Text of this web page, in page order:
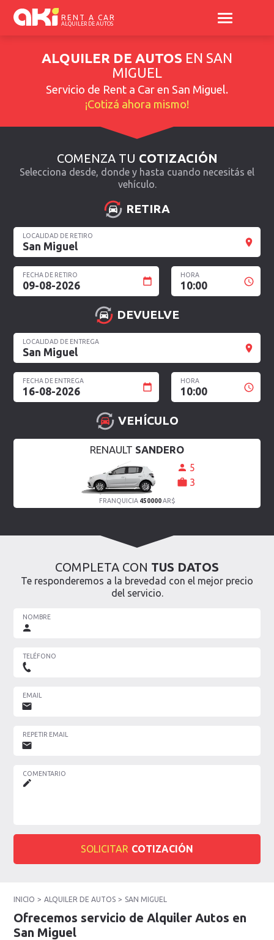
ALQUILER DE AUTOS
RENT A CAR
ALQUILER DE AUTOS EN SAN
MIGUEL
Servicio de Rent a Car en San Miguel.
¡Cotizá ahora mismo!
COMENZA TU COTIZACIÓN
Selecciona desde, donde y hasta cuando necesitás el
vehículo.
RETIRA
LOCALIDAD DE RETIRO
San Miguel
FECHA DE RETIRO
09-08-2026
HORA
10:00
DEVUELVE
LOCALIDAD DE ENTREGA
San Miguel
FECHA DE ENTREGA
16-08-2026
HORA
10:00
VEHÍCULO
RENAULT SANDERO
5
3
FRANQUICIA 450000AR$
COMPLETA CON TUS DATOS
Te responderemos a la brevedad con el mejor precio
del servicio.
NOMBRE
TELÉFONO
EMAIL
REPETIR EMAIL
COMENTARIO
SOLICITAR COTIZACIÓN
INICIO ALQUILER DE AUTOS SAN MIGUEL
Ofrecemos servicio de Alquiler Autos en
San Miguel